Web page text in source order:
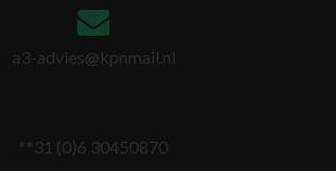
a3-advies@kpnmail.nl
**31 (0)6 30450870